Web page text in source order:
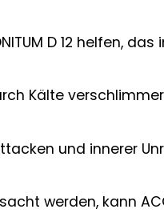
D 12 helfen, das
Kälte
und innerer
werden, kann